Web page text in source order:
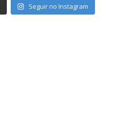
Seguir no Instagram